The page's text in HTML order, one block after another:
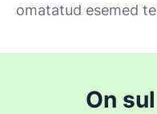
omatatud esemed
On